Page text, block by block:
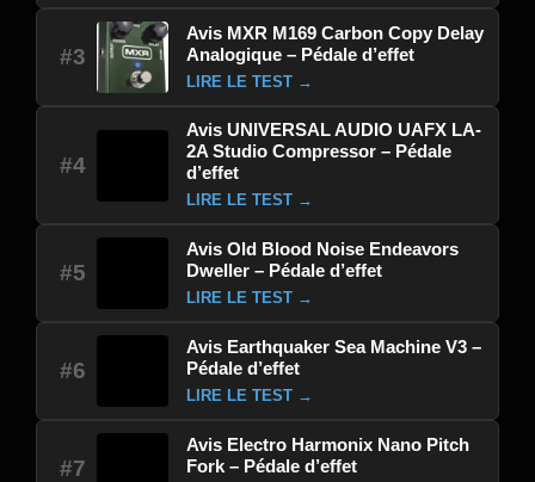
#3
Avis MXR M169 Carbon Copy Delay
Analogique – Pédale d’effet
LIRE LE TEST →
#4
Avis UNIVERSAL AUDIO UAFX LA-
2A Studio Compressor – Pédale
d’effet
LIRE LE TEST →
#5
Avis Old Blood Noise Endeavors
Dweller – Pédale d’effet
LIRE LE TEST →
#6
Avis Earthquaker Sea Machine V3 –
Pédale d’effet
LIRE LE TEST →
#7
Avis Electro Harmonix Nano Pitch
Fork – Pédale d’effet